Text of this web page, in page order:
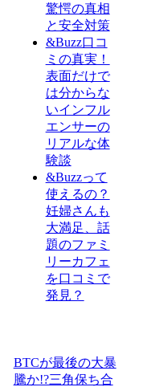
驚愕の真相
と安全対策
&Buzz口コ
ミの真実！
表面だけで
は分からな
いインフル
エンサーの
リアルな体
験談
&Buzzって
使えるの？
妊婦さんも
大満足、話
題のファミ
リーカフェ
を口コミで
発見？
BTCが最後の大暴
騰か!?三角保ち合